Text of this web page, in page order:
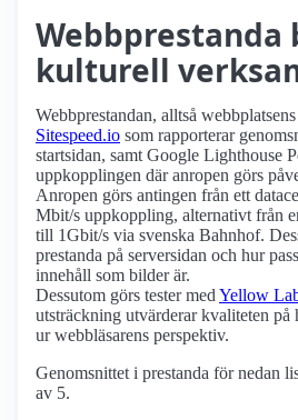
Webbprestanda
kulturell
Webbprestandan, alltså
Sitespeed.io som rapporterar
startsidan, samt Google Lighthouse
uppkopplingen där anropen görs
Anropen görs antingen från ett
Mbit/s uppkoppling, alternativt från
till 1Gbit/s via svenska Bahnhof.
prestanda på serversidan och hur
innehåll som bilder är.
Dessutom görs tester med Yellow
utsträckning utvärderar kvaliteten på
ur webbläsarens perspektiv.
Genomsnittet i prestanda för nedan
av 5.